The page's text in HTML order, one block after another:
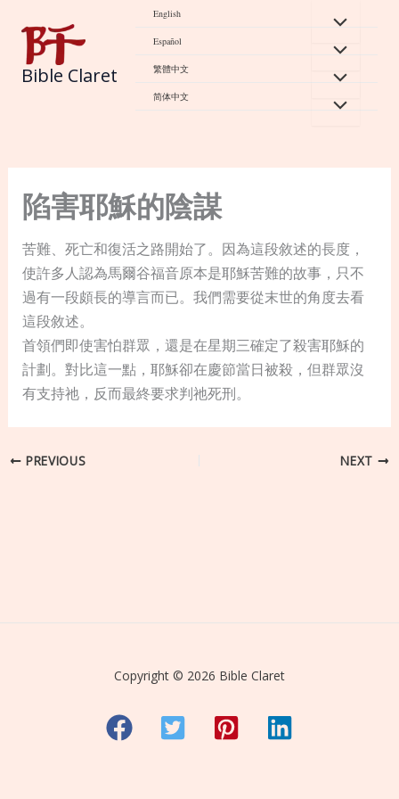
content
Bible Claret
English
Español
繁體中文
简体中文
陷害耶穌的陰謀
苦難、死亡和復活之路開始了。因為這段敘述的長度，
使許多人認為馬爾谷福音原本是耶穌苦難的故事，只不
過有一段頗長的導言而已。我們需要從末世的角度去看
這段敘述。
首領們即使害怕群眾，還是在星期三確定了殺害耶穌的
計劃。對比這一點，耶穌卻在慶節當日被殺，但群眾沒
有支持祂，反而最終要求判祂死刑。
PREVIOUS NEXT
Copyright © 2026 Bible Claret